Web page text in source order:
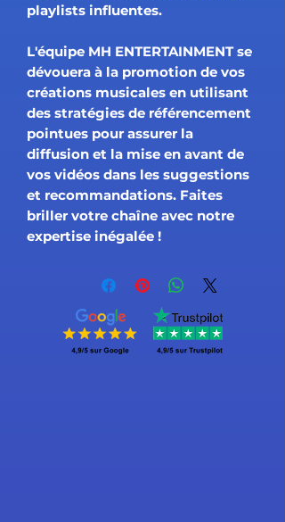
playlists influentes.
L'équipe MH ENTERTAINMENT se
dévouera à la promotion de vos
créations musicales en utilisant
des stratégies de référencement
pointues pour assurer la
diffusion et la mise en avant de
vos vidéos dans les suggestions
et recommandations. Faites
briller votre chaîne avec notre
expertise inégalée !